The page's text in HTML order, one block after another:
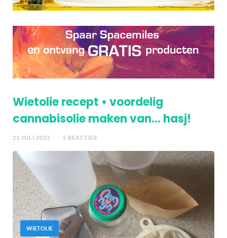
Wietolie recept • voordelig
cannabisolie maken van… hasj!
21 JULI 2022 5 REACTIES
WIETOLIE